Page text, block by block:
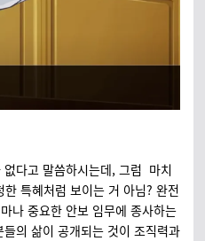
다고 말씀하시는데, 그럼 마치
특혜처럼 보이는 거 아님? 완전
나 중요한 안보 임무에 종사하는
의 삶이 공개되는 것이 조직력과